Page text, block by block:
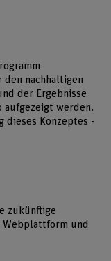
den nachhaltigen
der Ergebnisse
aufgezeigt werden.
dieses Konzeptes -
zukünftige
Webplattform und